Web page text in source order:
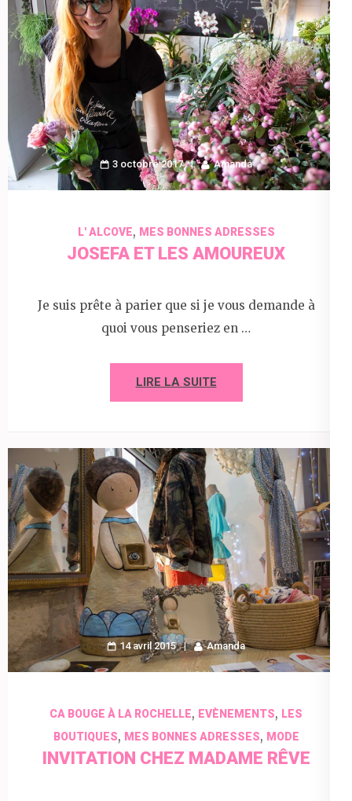
3 octobre 2017 Amanda
L' ALCOVE, MES BONNES ADRESSES
JOSEFA ET LES AMOUREUX
Je suis prête à parier que si je vous demande à
quoi vous penseriez en …
LIRE LA SUITE
14 avril 2015 Amanda
CA BOUGE À LA ROCHELLE, EVÈNEMENTS, LES
BOUTIQUES, MES BONNES ADRESSES, MODE
INVITATION CHEZ MADAME RÊVE